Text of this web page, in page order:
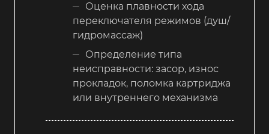
Оценка плавности хода
переключателя режимов (душ/
гидромассаж)
Определение типа
неисправности: засор, износ
прокладок, поломка картриджа
или внутреннего механизма